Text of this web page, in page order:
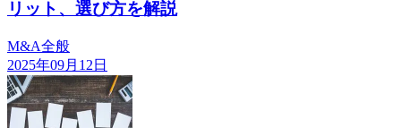
リット、選び方を解説
M&A全般
2025年09月12日